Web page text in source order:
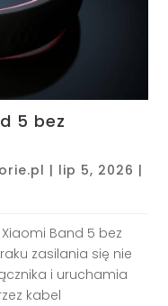
5 bez
| lip 5, 2026 |
Band 5 bez
zasilania się nie
i uruchamia
kabel